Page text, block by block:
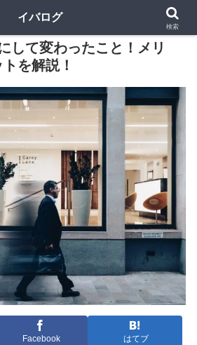
して変わったこと！メリ
を解説！
Facebook はてブ
イバログ
検索